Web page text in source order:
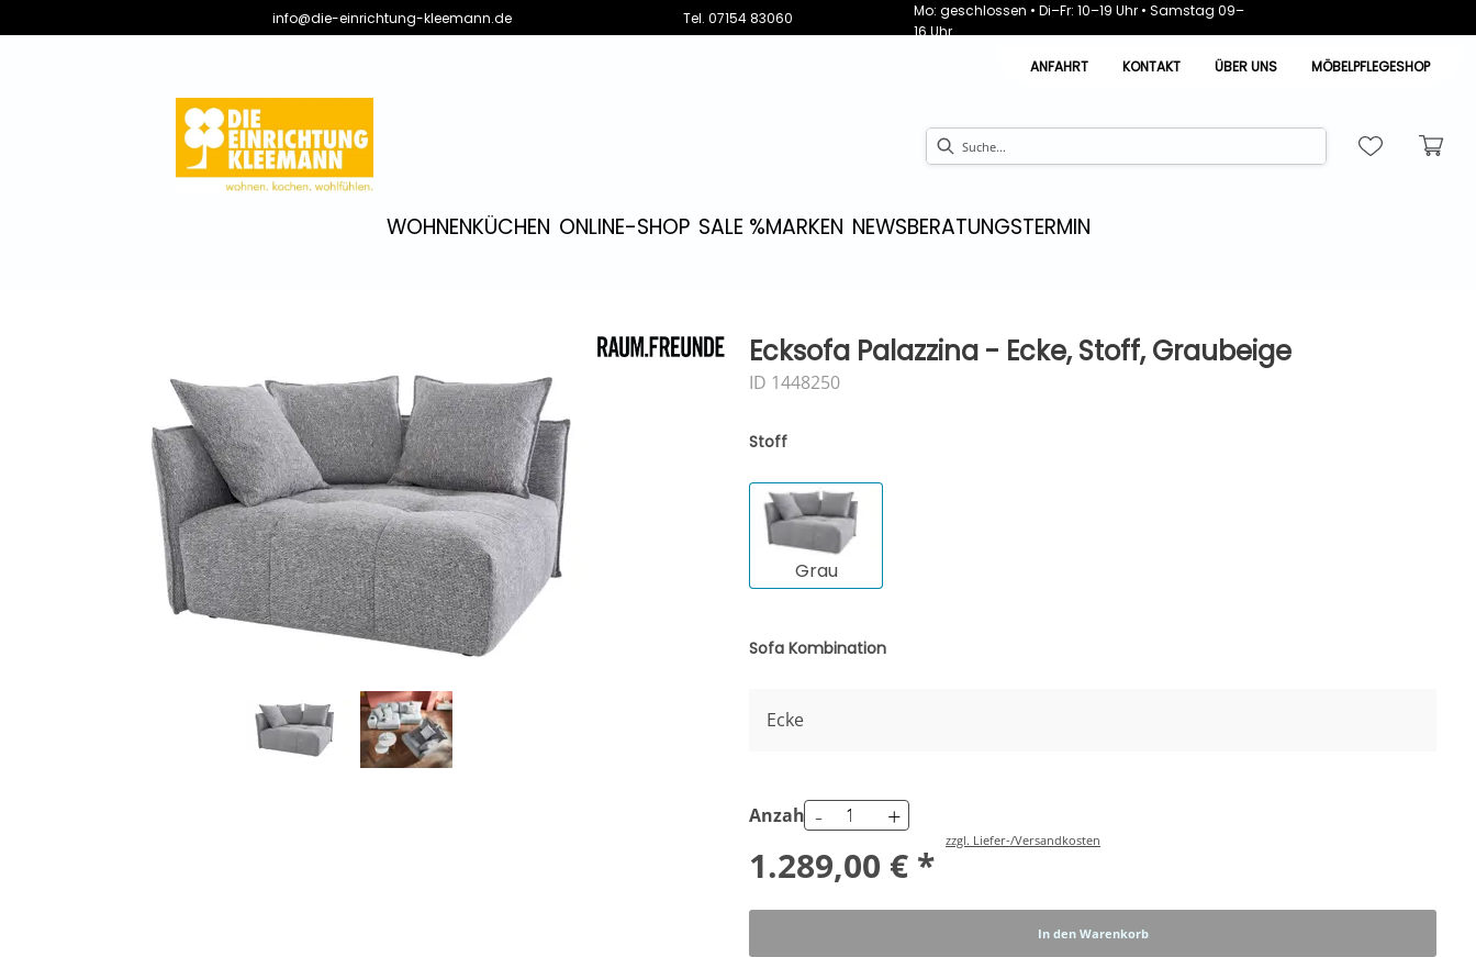
info@die-einrichtung-kleemann.de Tel. 07154 83060
Mo: geschlossen • Di–Fr: 10–19 Uhr • Samstag 09–
16 Uhr
ANFAHRT
KONTAKT ÜBER UNS MÖBELPFLEGESHOP
WOHNENKÜCHEN ONLINE-SHOP SALE %MARKEN NEWSBERATUNGSTERMIN
Ecksofa Palazzina - Ecke, Stoff, Graubeige
ID 1448250
Stoff
Grau
Sofa Kombination
Ecke
Anzahl - +
1.289,00 € *
zzgl. Liefer-/Versandkosten
In den Warenkorb